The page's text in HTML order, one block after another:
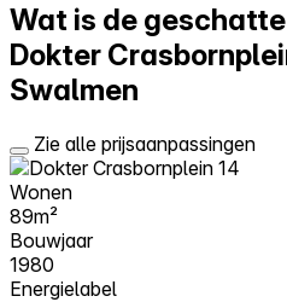
Wat is de
Dokter
Swalmen
Zie alle prijsaanpassingen
Wonen
89m²
Bouwjaar
1980
Energielabel